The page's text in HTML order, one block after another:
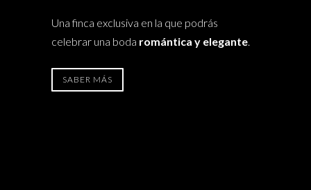
Una finca exclusiva en la que podrás
celebrar una boda romántica y elegante.
SABER MÁS